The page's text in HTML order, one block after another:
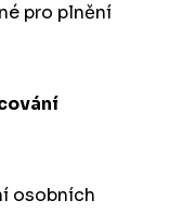
pro plnění
osobních